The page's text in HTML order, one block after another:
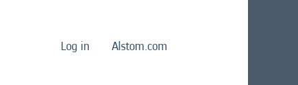
Log in Alstom.com